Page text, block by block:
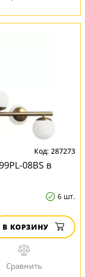
287273
08BS в
6 шт.
В КОРЗИНУ